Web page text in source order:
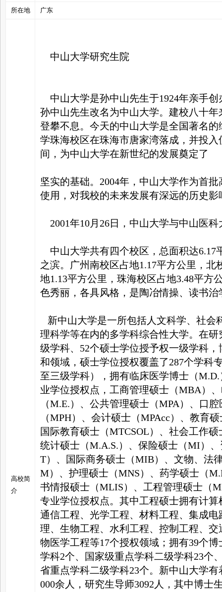
所在地 广东
高校简
介
中山大学研究生院
中山大学是孙中山先生于1924年亲手
孙中山先生改名为中山大学。建校八十
登攀不息。今天的中山大学是全国著名
学珠海校区在珠海市唐家湾落成，并投
间，为中山大学在新世纪的发展奠定了
坚实的基础。2004年，中山大学作为首
使用，对我校的未来发展有深远的历史影
2001年10月26日，中山大学与中山医
中山大学共有四个校区，总面积达6.17
之滨。广州南校区占地1.17平方公里，
地1.13平方公里，珠海校区占地3.48平方
色秀丽，各具风格，是陶冶情操、读书治
新中山大学是一所包括人文科学、社会
理科学等在内的多学科综合性大学。在
级学科、52个硕士学位授予权一级学科
和领域，硕士学位授权覆盖了287个学科
至三级学科），拥有临床医学博士（
业学位授权点，工商管理硕士（MBA）
（M.E.）、公共管理硕士（MPA）、口
（MPH）、会计硕士（MPAcc）、教育
国际教育硕士（MTCSOL）、社会工作
统计硕士（M.A.S.）、保险硕士（MI）
T）、国际商务硕士（MIB）、文物、法
M）、护理硕士（MNS）、药学硕士（
书情报硕士（MLIS）、工程管理硕士（
专业学位授权点。其中工程硕士拥有计
通信工程、光学工程、材料工程、集成
理、生物工程、水利工程、控制工程、
物医学工程等17个授权领域；拥有39个
学科2个、国家级重点学科二级学科23个
省重点学科二级学科23个。新中山大学
000余人，研究生导师3092人，其中博士